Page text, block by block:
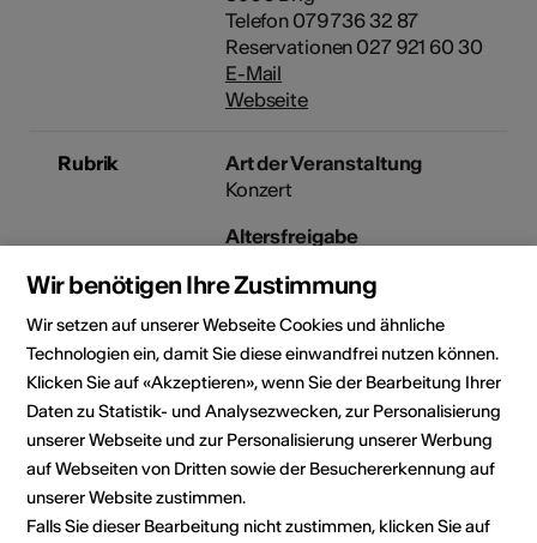
Telefon 079 736 32 87
Reservationen 027 921 60 30
E-Mail
Webseite
Rubrik
Art der Veranstaltung
Konzert
Altersfreigabe
Veranstaltungsort
Wir benötigen Ihre Zustimmung
Wir setzen auf unserer Webseite Cookies und ähnliche
Technologien ein, damit Sie diese einwandfrei nutzen können.
Klicken Sie auf «Akzeptieren», wenn Sie der Bearbeitung Ihrer
Daten zu Statistik- und Analysezwecken, zur Personalisierung
unserer Webseite und zur Personalisierung unserer Werbung
auf Webseiten von Dritten sowie der Besuchererkennung auf
unserer Website zustimmen.
Falls Sie dieser Bearbeitung nicht zustimmen, klicken Sie auf